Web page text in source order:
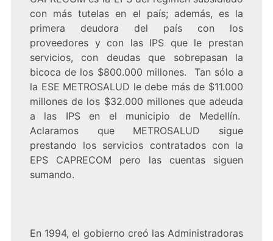
con más tutelas en el país; además, es la
primera deudora del país con los
proveedores y con las IPS que le prestan
servicios, con deudas que sobrepasan la
bicoca de los $800.000 millones. Tan sólo a
la ESE METROSALUD le debe más de $11.000
millones de los $32.000 millones que adeuda
a las IPS en el municipio de Medellín.
Aclaramos que METROSALUD sigue
prestando los servicios contratados con la
EPS CAPRECOM pero las cuentas siguen
sumando.
En 1994, el gobierno creó las Administradoras